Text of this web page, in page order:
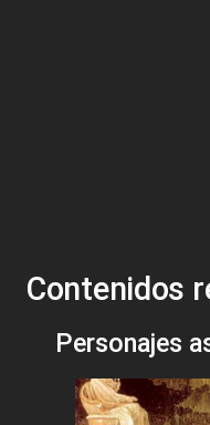
Contenidos
Personajes